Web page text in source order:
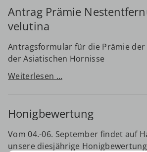
2026
Antrag Prämie
velutina
Antragsformular für die Prämie
der Asiatischen Hornisse
Weiterlesen …
Honigbewertung
Vom 04.-06. September findet auf
unsere diesjährige